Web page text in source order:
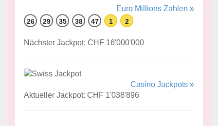
Euro Millions Zahlen »
26 29 35 38 47 1 2
Nächster Jackpot: CHF 16'000'000
Casino Jackpots »
Aktueller Jackpot: CHF 1'038'896